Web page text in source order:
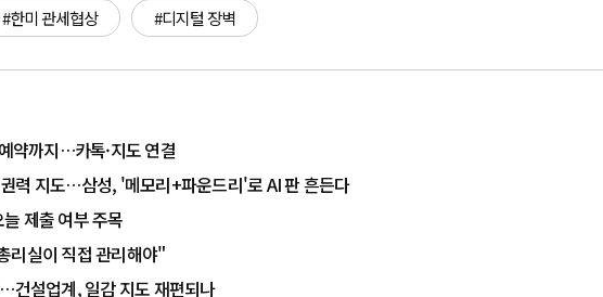
#한미 관세협상 #디지털 장벽
약까지…카톡·지도 연결
력 지도…삼성, '메모리+파운드리'로 AI 판 흔든다
제출 여부 주목
리실이 직접 관리해야"
건설업계, 일감 지도 재편되나